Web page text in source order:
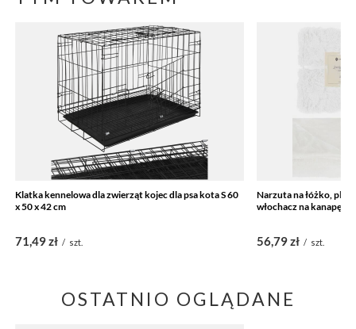
Klatka kennelowa dla zwierząt kojec dla psa kota S 60
x 50 x 42 cm
71,49 zł / szt.
Narzuta na łóżko,
włochacz na kanapę
56,79 zł / szt.
OSTATNIO OGLĄDANE